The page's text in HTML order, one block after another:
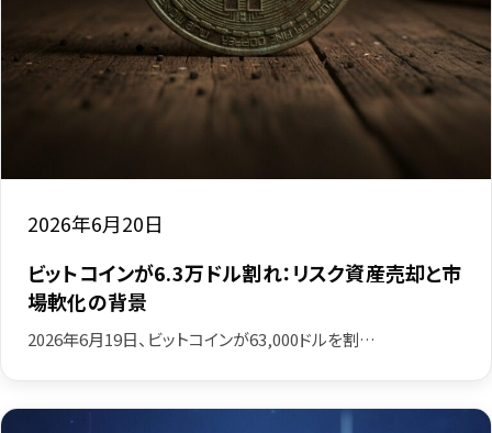
2026年6月20日
ビットコインが6.3万ドル割れ：リスク資産売却と市
場軟化の背景
2026年6月19日、ビットコインが63,000ドルを割…